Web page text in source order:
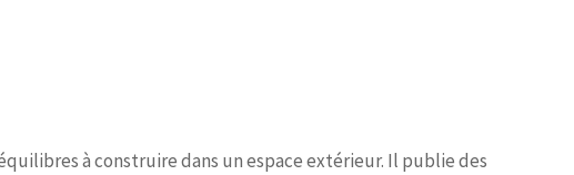
à construire dans un espace extérieur. Il publie des